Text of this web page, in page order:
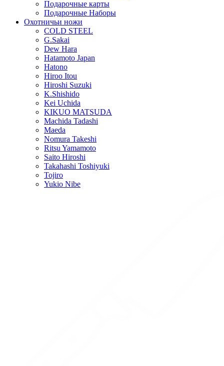
Подарочные карты
Подарочные Наборы
Охотничьи ножи
COLD STEEL
G.Sakai
Dew Hara
Hatamoto Japan
Hatono
Hiroo Itou
Hiroshi Suzuki
K.Shishido
Kei Uchida
KIKUO MATSUDA
Machida Tadashi
Maeda
Nomura Takeshi
Ritsu Yamamoto
Saito Hiroshi
Takahashi Toshiyuki
Tojiro
Yukio Nibe